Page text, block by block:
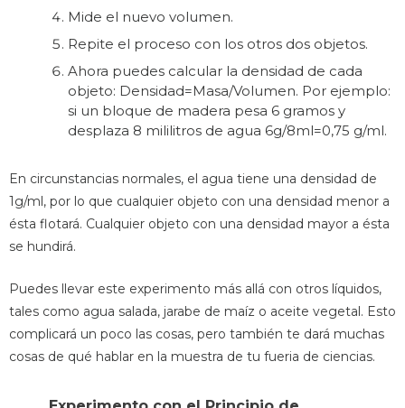
Mide el nuevo volumen.
Repite el proceso con los otros dos objetos.
Ahora puedes calcular la densidad de cada
objeto: Densidad=Masa/Volumen. Por ejemplo:
si un bloque de madera pesa 6 gramos y
desplaza 8 mililitros de agua 6g/8ml=0,75 g/ml.
En circunstancias normales, el agua tiene una densidad de
1g/ml, por lo que cualquier objeto con una densidad menor a
ésta flotará. Cualquier objeto con una densidad mayor a ésta
se hundirá.
Puedes llevar este experimento más allá con otros líquidos,
tales como agua salada, jarabe de maíz o aceite vegetal. Esto
complicará un poco las cosas, pero también te dará muchas
cosas de qué hablar en la muestra de tu fueria de ciencias.